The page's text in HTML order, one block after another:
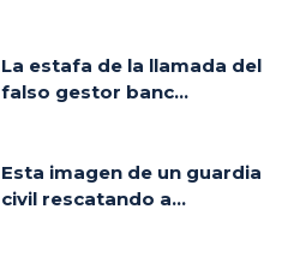
La estafa de la llamada del
falso gestor banc...
Esta imagen de un guardia
civil rescatando a...